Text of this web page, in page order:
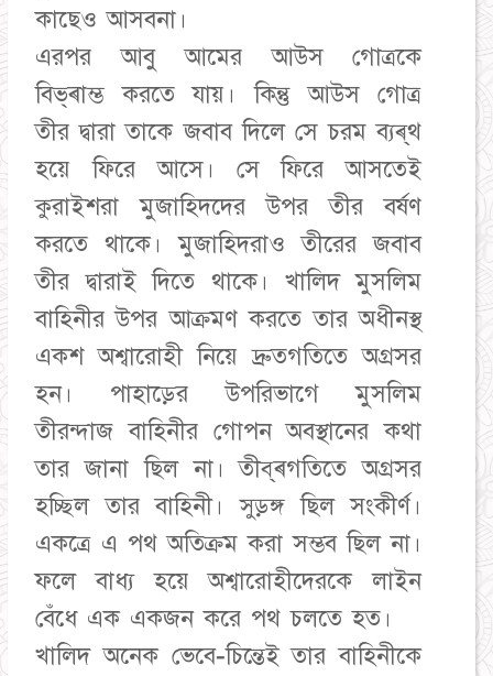
কাছেও আসবনা।
এরপর আবু আমের আউস গোত্রকে
বিভ্ৰাম্ভ করতে যায়। কিন্তু আউস গোত্র
তীর দ্বারা তাকে জবাব দিলে সে চরম ব্যৰ্থ
হয়ে ফিরে আসে। সে ফিরে আসতেই
কুরাইশরা মুজাহিদদের উপর তীর বর্ষণ
করতে থাকে। মুজাহিদরাও তীরের জবাব
তীর দ্বারাই দিতে থাকে। খালিদ মুসলিম
বাহিনীর উপর আক্রমণ করতে তার অধীনস্থ
একশ অশ্বারোহী নিয়ে দ্রুতগতিতে অগ্রসর
হন। পাহাড়ের উপরিভাগে মুসলিম
তীরন্দাজ বাহিনীর গোপন অবস্থানের কথা
তার জানা ছিল না। তীব্ৰগতিতে অগ্রসর
হচ্ছিল তার বাহিনী। সুড়ঙ্গ ছিল সংকীর্ণ।
একত্রে এ পথ অতিক্রম করা সম্ভব ছিল না।
ফলে বাধ্য হয়ে অশ্বারোহীদেরকে লাইন
বেঁধে এক একজন করে পথ চলতে হত।
খালিদ অনেক ভেবে-চিন্তেই তার বাহিনীকে